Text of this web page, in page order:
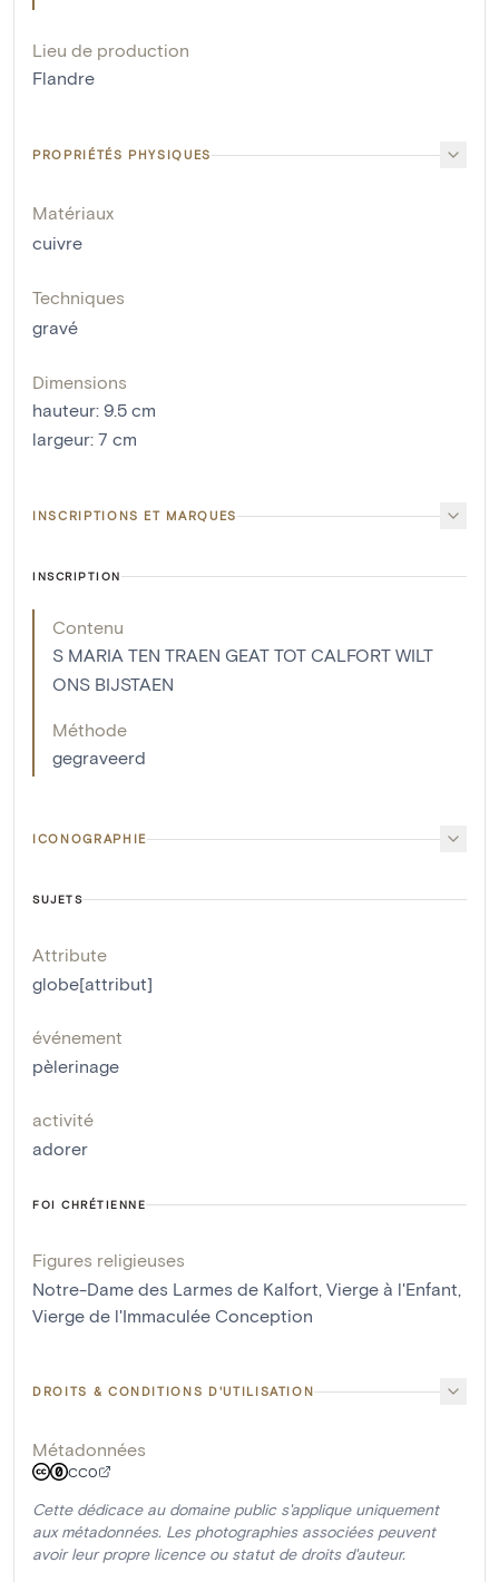
Lieu de production
Flandre
PROPRIÉTÉS PHYSIQUES
Matériaux
cuivre
Techniques
gravé
Dimensions
hauteur: 9.5 cm
largeur: 7 cm
INSCRIPTIONS ET MARQUES
INSCRIPTION
Contenu
S MARIA TEN TRAEN GEAT TOT CALFORT WILT
ONS BIJSTAEN
Méthode
gegraveerd
ICONOGRAPHIE
SUJETS
Attribute
globe[attribut]
événement
pèlerinage
activité
adorer
FOI CHRÉTIENNE
Figures religieuses
Notre-Dame des Larmes de Kalfort, Vierge à l'Enfant,
Vierge de l'Immaculée Conception
DROITS & CONDITIONS D'UTILISATION
Métadonnées
CC0
Cette dédicace au domaine public s'applique uniquement
aux métadonnées. Les photographies associées peuvent
avoir leur propre licence ou statut de droits d'auteur.